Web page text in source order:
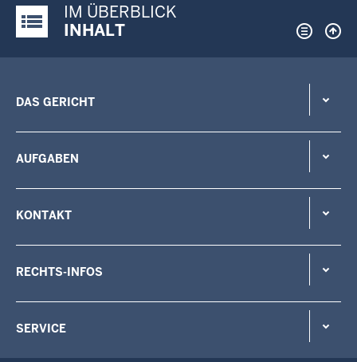
Justiz-Portal im Überblick:
IM ÜBERBLICK
INHALT
DAS GERICHT
AUFGABEN
KONTAKT
RECHTS-INFOS
SERVICE